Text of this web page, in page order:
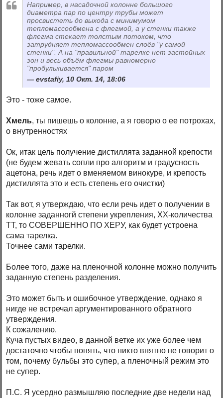
Например, в насадочной колонне большого
диаметра пар по центру трубы может
просвистеть до выхода с минимумом
тепломассообмена с флегмой, а у стенки также
флегма стекает толстым потоком, что
затрудняет тепломассообмен слоёв "у самой
стенки". А на "правильной" тарелке нет застойных
зон и весь объём флегмы равномерно
"пробулькивается" паром
evstafiy, 10 Окт. 14, 18:06
Это - тоже самое.
Хмель, ты пишешь о колонне, а я говорю о ее потрохах,
о внутренностях
Ок, итак цель получение дистиллята заданной крепости
(не будем жевать сопли про алгоритм и градусность
ацетона, речь идет о вменяемом винокуре, и крепость
дистиллята это и есть степень его очистки)
Так вот, я утверждаю, что если речь идет о получении в
колонне заданногй степени укрепления, ХХ-количества
ТТ, то СОВЕРШЕННО ПО ХЕРУ, как будет устроена
сама тарелка.
Точнее сами тарелки.
Более того, даже на пленочной колонне можно получить
заданную степень разделения.
Это может быть и ошибочное утверждение, однако я
нигде не встречал аргументированного обратного
утверждения.
К сожалению.
Куча пустых видео, в данной ветке их уже более чем
достаточно чтобы понять, что никто внятно не говорит о
том, почему бульбы это супер, а пленочный режим это
не супер.
П.С. Я усердно размышляю последние две недели над